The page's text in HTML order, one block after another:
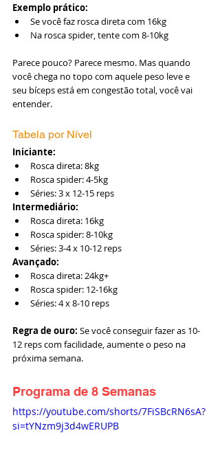
Exemplo prático:
Se você faz rosca direta com 16kg
Na rosca spider, tente com 8-10kg
Parece pouco? Parece mesmo. Mas quando
você chega no topo com aquele peso leve e
seu bíceps está em congestão total, você vai
entender.
Tabela por Nível
Iniciante:
Rosca direta: 8kg
Rosca spider: 4-5kg
Séries: 3 x 12-15 reps
Intermediário:
Rosca direta: 16kg
Rosca spider: 8-10kg
Séries: 3-4 x 10-12 reps
Avançado:
Rosca direta: 24kg+
Rosca spider: 12-16kg
Séries: 4 x 8-10 reps
Regra de ouro: Se você conseguir fazer as 10-
12 reps com facilidade, aumente o peso na
próxima semana.
Programa de 8 Semanas
https://youtube.com/shorts/7FiSBcRN6sA?
si=tYNzm9j3d4wERUPB